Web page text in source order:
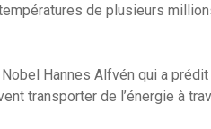
de plusieurs
Hannes Alfvén qui a
transporter de l’énergie à